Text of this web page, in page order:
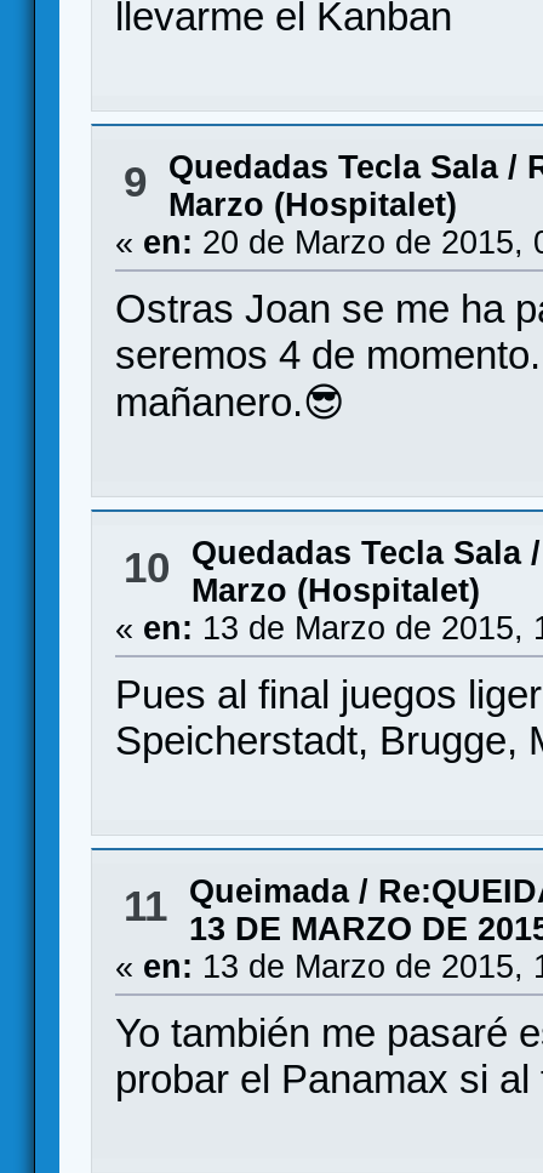
llevarme el Kanban
9 Quedadas Tecla Sala/
Marzo (Hospitalet)
« en: 20 de Marzo de 2015,
Ostras Joan se me ha
seremos 4 de
mañanero.😎
10 Quedadas Tecla Sala
Marzo (Hospitalet)
« en: 13 de Marzo de 2015,
Pues al final juegos
Speicherstadt, Brugge,
11 Queimada/
13 DE MARZO DE
« en: 13 de Marzo de 2015,
Yo también me pasaré
probar el Panamax si